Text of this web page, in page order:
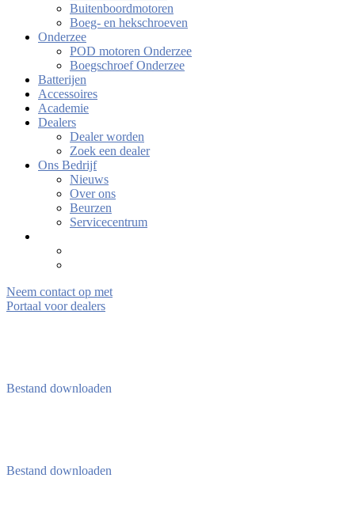
Buitenboordmotoren
Boeg- en hekschroeven
Onderzee
POD motoren Onderzee
Boegschroef Onderzee
Batterijen
Accessoires
Academie
Dealers
Dealer worden
Zoek een dealer
Ons Bedrijf
Nieuws
Over ons
Beurzen
Servicecentrum
Neem contact op met
Portaal voor dealers
Bestand downloaden
Bestand downloaden